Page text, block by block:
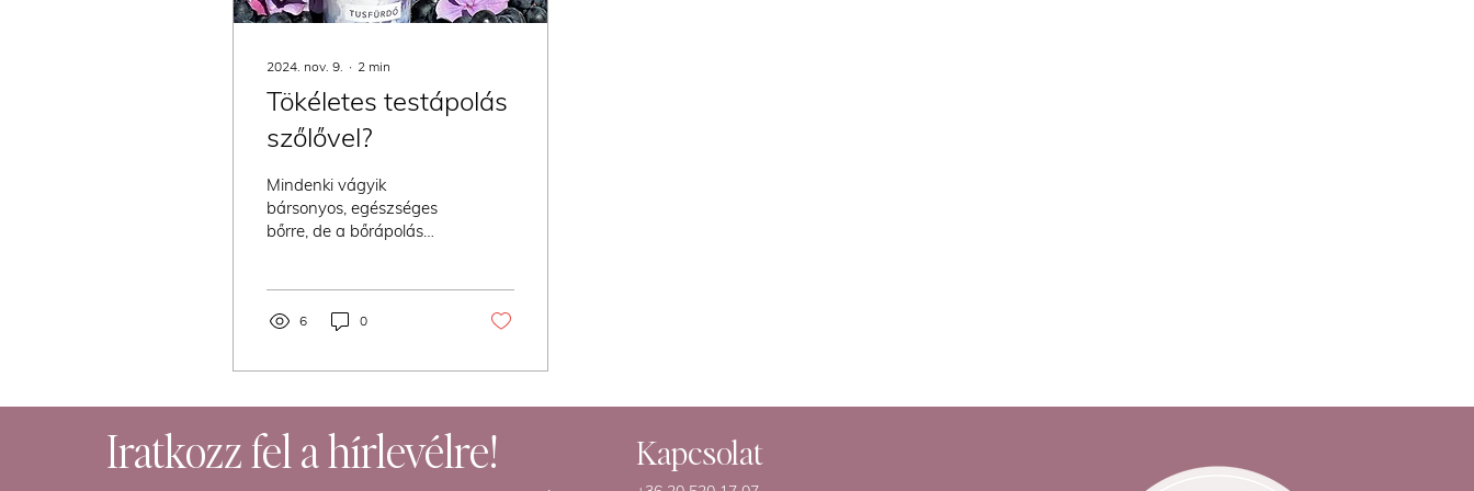
2024. nov. 9. ∙ 2 min
Tökéletes testápolás
szőlővel?
Mindenki vágyik
bársonyos, egészséges
bőrre, de a bőrápolás
megérdemli a...
6 0
Iratkozz fel a hírlevélre! Kapcsolat